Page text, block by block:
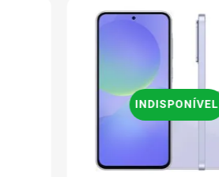
INDISPONÍVEL